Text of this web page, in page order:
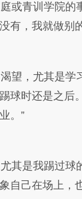
或青训学院的
有，我就做别
望，尤其是学
球时还是之后
。”
其是我踢过球
自己在场上，